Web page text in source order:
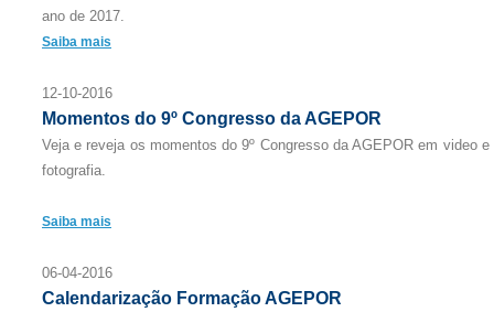
ano de 2017.
Saiba mais
12-10-2016
Momentos do 9º Congresso da AGEPOR
Veja e reveja os momentos do 9º Congresso da AGEPOR em video e
fotografia.
Saiba mais
06-04-2016
Calendarização Formação AGEPOR